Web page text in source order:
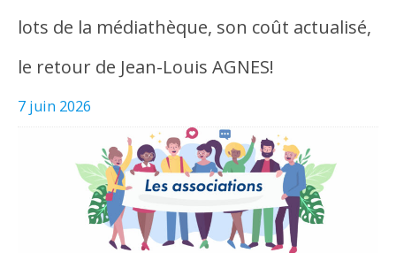
lots de la médiathèque, son coût actualisé,
le retour de Jean-Louis AGNES!
7 juin 2026